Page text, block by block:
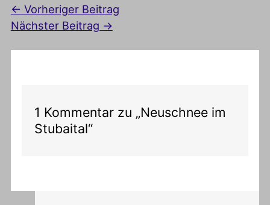
← Vorheriger Beitrag
Nächster Beitrag →
1 Kommentar zu „Neuschnee im
Stubaital“